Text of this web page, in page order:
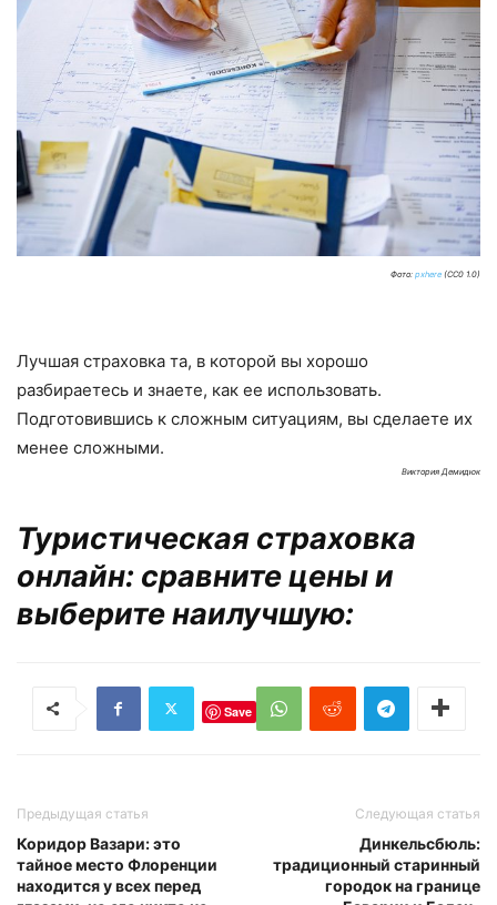
Фото: pxhere (CC0 1.0)
Лучшая страховка та, в которой вы хорошо
разбираетесь и знаете, как ее использовать.
Подготовившись к сложным ситуациям, вы сделаете их
менее сложными.
Виктория Демидюк
Туристическая страховка
онлайн: сравните цены и
выберите наилучшую:
Save
Предыдущая статья
Коридор Вазари: это
тайное место Флоренции
находится у всех перед
Следующая статья
Динкельсбюль:
традиционный старинный
городок на границе